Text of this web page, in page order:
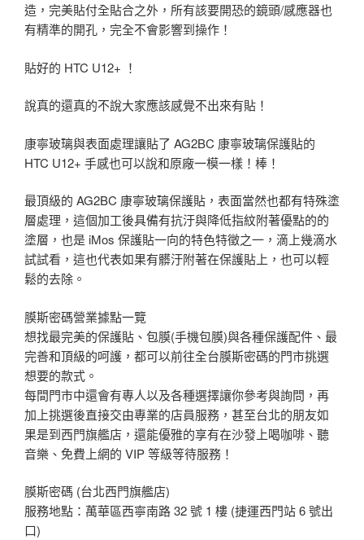
造，完美貼付全貼合之外，所有該要開恐的鏡頭/感應器也
有精準的開孔，完全不會影響到操作！
貼好的 HTC U12+ ！
說真的還真的不說大家應該感覺不出來有貼！
康寧玻璃與表面處理讓貼了 AG2BC 康寧玻璃保護貼的
HTC U12+ 手感也可以說和原廠一模一樣！棒！
最頂級的 AG2BC 康寧玻璃保護貼，表面當然也都有特殊塗
層處理，這個加工後具備有抗汙與降低指紋附著優點的的
塗層，也是 iMos 保護貼一向的特色特徵之一，滴上幾滴水
試試看，這也代表如果有髒汙附著在保護貼上，也可以輕
鬆的去除。
膜斯密碼營業據點一覽
想找最完美的保護貼、包膜(手機包膜)與各種保護配件、最
完善和頂級的呵護，都可以前往全台膜斯密碼的門市挑選
想要的款式。
每間門市中還會有專人以及各種選擇讓你參考與詢問，再
加上挑選後直接交由專業的店員服務，甚至台北的朋友如
果是到西門旗艦店，還能優雅的享有在沙發上喝咖啡、聽
音樂、免費上網的 VIP 等級等待服務！
膜斯密碼 (台北西門旗艦店)
服務地點：萬華區西寧南路 32 號 1 樓 (捷運西門站 6 號出
口)